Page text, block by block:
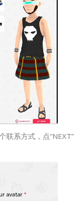
联系方式，点“NEXT”